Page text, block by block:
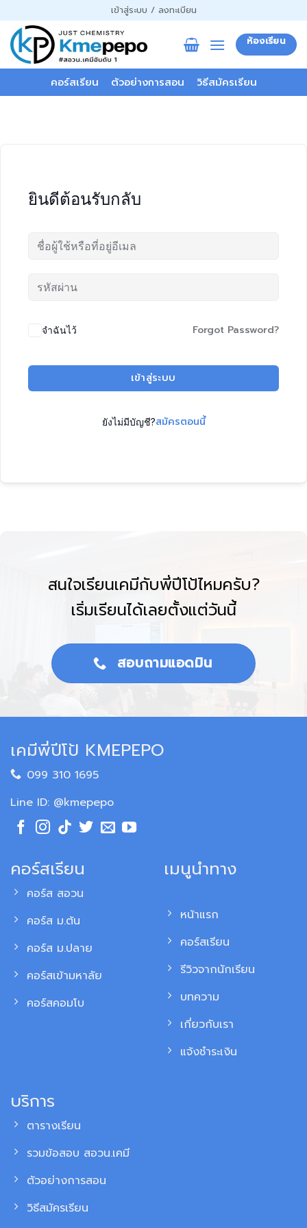
ไป
ยัง
เนื้อหา
เข้าสู่ระบบ / ลงทะเบียน
ห้องเรียน
คอร์สเรียน ตัวอย่างการสอน วิธีสมัครเรียน
ยินดีต้อนรับกลับ
จำฉันไว้ Forgot Password?
เข้าสู่ระบบ
ยังไม่มีบัญชี?สมัครตอนนี้
สนใจเรียนเคมีกับพี่ปีโป้ไหมครับ?
เริ่มเรียนได้เลยตั้งแต่วันนี้
สอบถามแอดมิน
เคมีพี่ปีโป้ KMEPEPO
099 310 1695
Line ID: @kmepepo
คอร์สเรียน
คอร์ส สอวน
คอร์ส ม.ต้น
คอร์ส ม.ปลาย
คอร์สเข้ามหาลัย
คอร์สคอมโบ
เมนูนำทาง
หน้าแรก
คอร์สเรียน
รีวิวจากนักเรียน
บทความ
เกี่ยวกับเรา
แจ้งชำระเงิน
บริการ
ตารางเรียน
รวมข้อสอบ สอวน.เคมี
ตัวอย่างการสอน
วิธีสมัครเรียน